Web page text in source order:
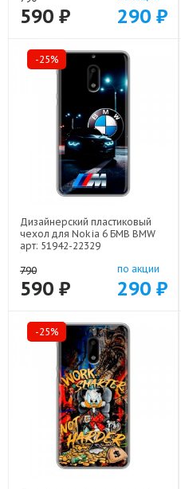
590 ₽ 290 ₽
-25%
Дизайнерский пластиковый
чехол для Nokia 6 БМВ BMW
арт: 51942-22329
790
590 ₽
по акции
290 ₽
-25%